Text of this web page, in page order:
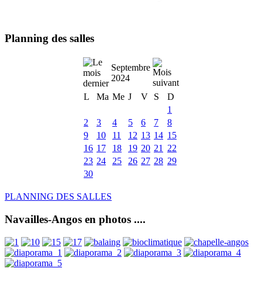
Planning des salles
Septembre
2024
L
Ma Me J V S
D
1
2
3 4 5 6 7
8
9
10 11 12 13 14 15
16 17 18 19 20 21
22
23 24 25 26 27 28 29
30
PLANNING DES SALLES
Navailles-Angos en photos ....